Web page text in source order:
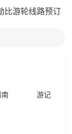
比游轮线路预订
南 游记